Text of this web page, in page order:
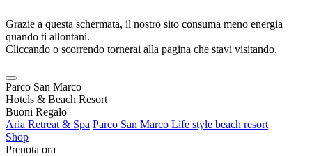
Grazie a questa schermata, il nostro sito consuma meno energia
quando ti allontani.
Cliccando o scorrendo tornerai alla pagina che stavi visitando.
Parco San Marco
Hotels & Beach Resort
Buoni Regalo
Aria Retreat & Spa Parco San Marco Life style beach resort
Shop
Prenota ora